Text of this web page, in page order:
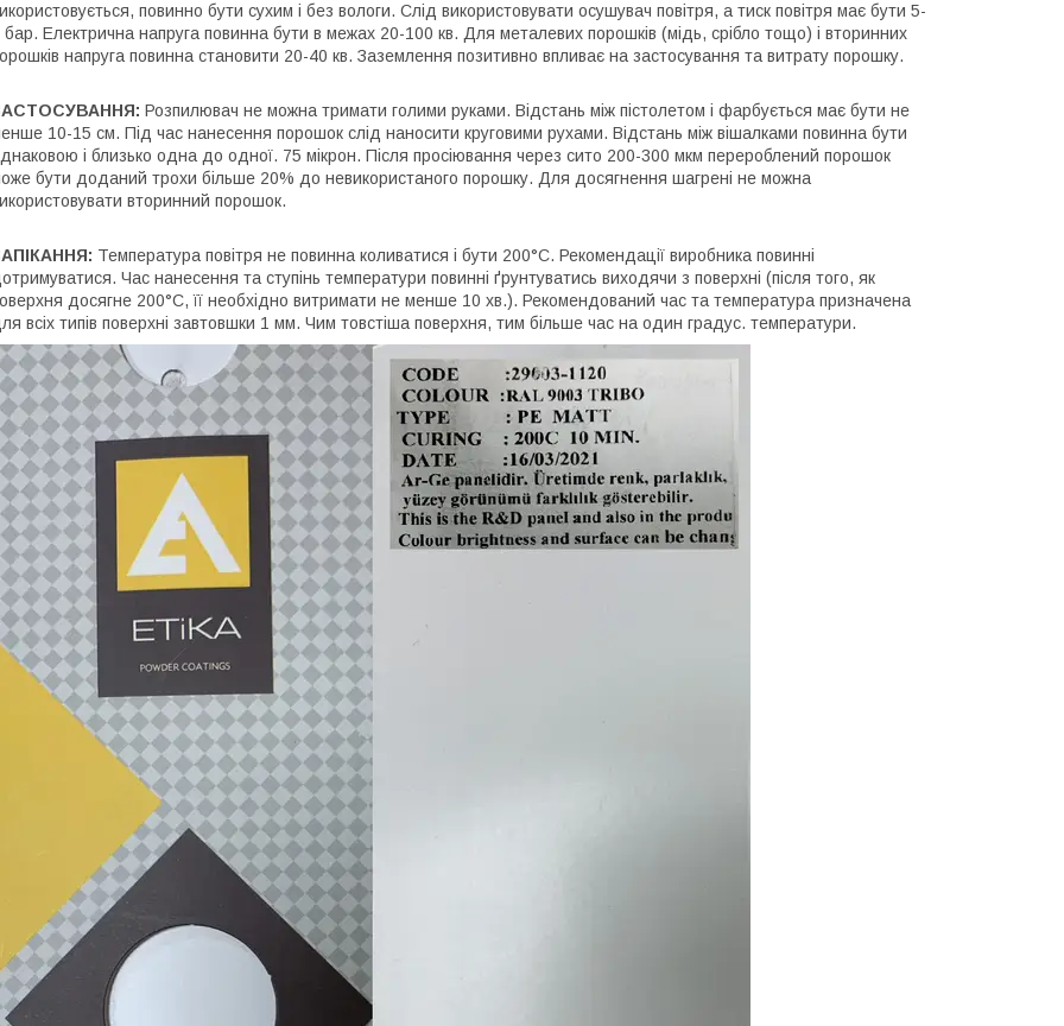
повинно бути сухим і без вологи. Слід використовувати осушувач повітря, а тиск повітря має бути 5-
бар. Електрична напруга повинна бути в межах 20-100 кв. Для металевих порошків (мідь, срібло тощо) і вторинних
напруга повинна становити 20-40 кв. Заземлення позитивно впливає на застосування та витрату порошку.
Розпилювач не можна тримати голими руками. Відстань між пістолетом і фарбується має бути не
10-15 см. Під час нанесення порошок слід наносити круговими рухами. Відстань між вішалками повинна бути
і близько одна до одної. 75 мікрон. Після просіювання через сито 200-300 мкм перероблений порошок
бути доданий трохи більше 20% до невикористаного порошку. Для досягнення шагрені не можна
вторинний порошок.
Температура повітря не повинна коливатися і бути 200°С. Рекомендації виробника повинні
Час нанесення та ступінь температури повинні ґрунтуватись виходячи з поверхні (після того, як
досягне 200°С, її необхідно витримати не менше 10 хв.). Рекомендований час та температура призначена
всіх типів поверхні завтовшки 1 мм. Чим товстіша поверхня, тим більше час на один градус. температури.